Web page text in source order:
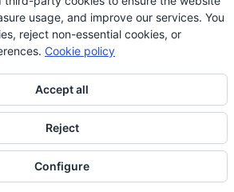
Projectes
El Molí d'en Puigvert·Powered by
·
with theCustomizr theme
usage, and improve our services. You
reject non-essential cookies, or
Cookie policy
Accept all
Reject
Configure